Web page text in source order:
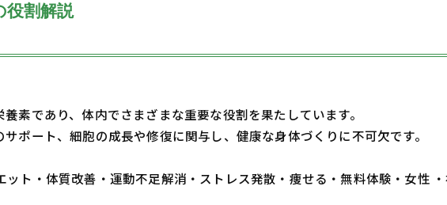
役割解説
素であり、体内でさまざまな重要な役割を果たしています。
ポート、細胞の成長や修復に関与し、健康な身体づくりに不可欠です。
ト・体質改善・運動不足解消・ストレス発散・痩せる・無料体験・女性